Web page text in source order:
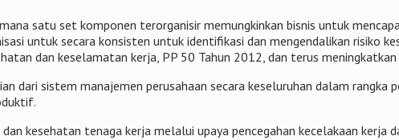
satu set komponen terorganisir memungkinkan bisnis untuk
untuk secara konsisten untuk identifikasi dan mengendalikan risiko
dan keselamatan kerja, PP 50 Tahun 2012, dan terus meningkatkan
dari sistem manajemen perusahaan secara keseluruhan dalam rangka
kesehatan tenaga kerja melalui upaya pencegahan kecelakaan kerja